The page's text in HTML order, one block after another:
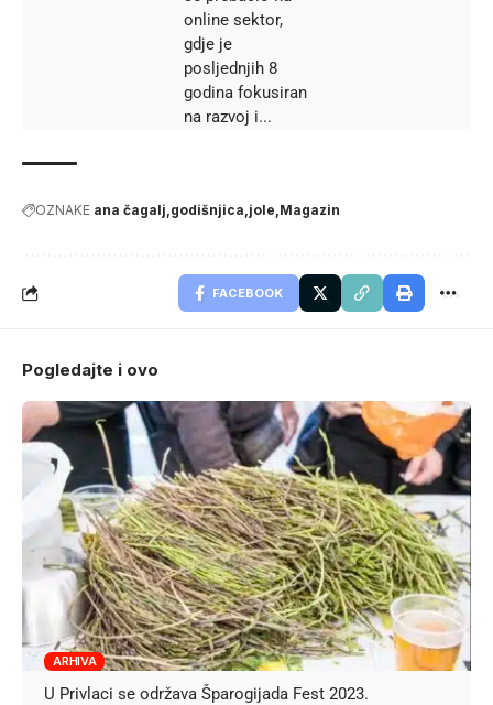
online sektor,
gdje je
posljednjih 8
godina fokusiran
na razvoj i...
OZNAKE ana čagalj godišnjica jole Magazin
FACEBOOK
Pogledajte i ovo
ARHIVA
U Privlaci se održava Šparogijada Fest 2023.